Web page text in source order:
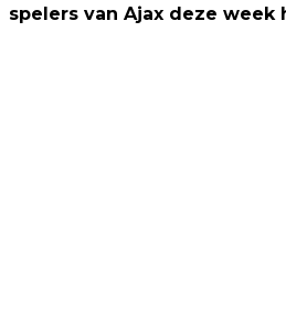
spelers van Ajax deze week